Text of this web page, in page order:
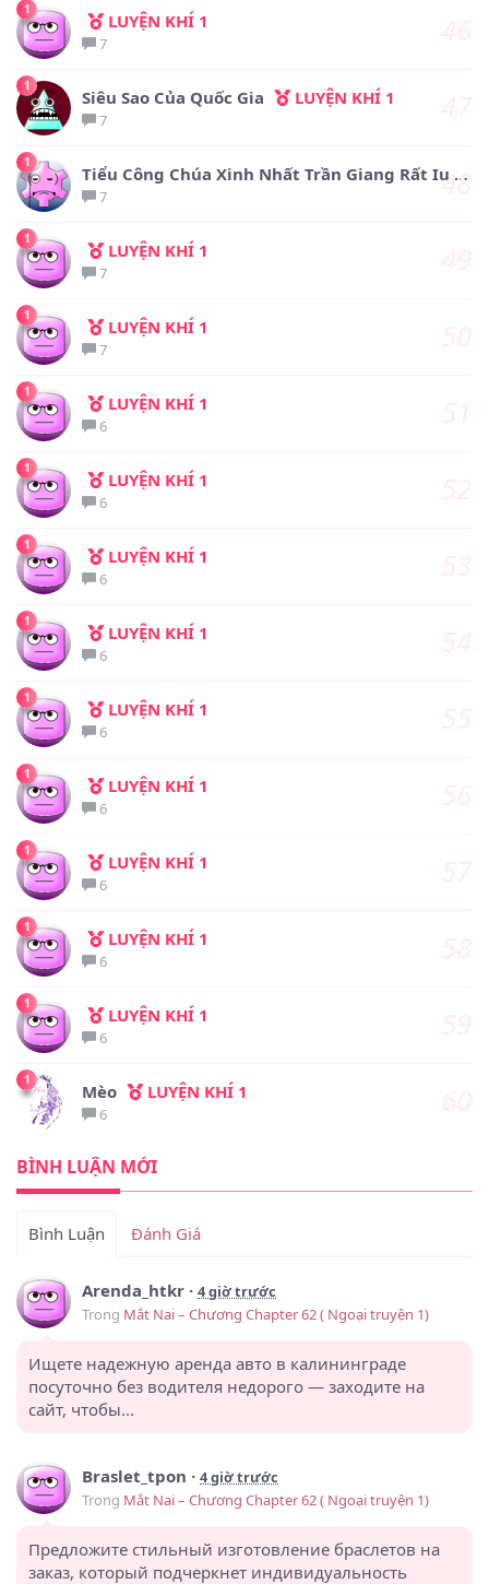
1
LUYỆN KHÍ 1
7
1
Siêu Sao Của Quốc Gia LUYỆN KHÍ 1
7
1
Tiểu Công Chúa Xinh Nhất Trần Giang Rất Iu Boylove
7 48
1
LUYỆN KHÍ 1
7
1
LUYỆN KHÍ 1
7
1
LUYỆN KHÍ 1
6
1
LUYỆN KHÍ 1
6
1
LUYỆN KHÍ 1
6
1
LUYỆN KHÍ 1
6
1
LUYỆN KHÍ 1
6
1
LUYỆN KHÍ 1
6
1
LUYỆN KHÍ 1
6
1
LUYỆN KHÍ 1
6
1
LUYỆN KHÍ 1
6
1
Mèo LUYỆN KHÍ 1
6
BÌNH LUẬN MỚI
Bình Luận Đánh Giá
Arenda_htkr · 4 giờ trước
Trong Mắt Nai – Chương Chapter 62 ( Ngoại truyện 1)
Ищете надежную аренда авто в калининграде
посуточно без водителя недорого — заходите на
сайт, чтобы...
Braslet_tpon · 4 giờ trước
Trong Mắt Nai – Chương Chapter 62 ( Ngoại truyện 1)
Предложите стильный изготовление браслетов на
заказ, который подчеркнет индивидуальность